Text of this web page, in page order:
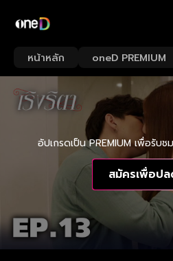
หน้าหลัก oneD PREMIUM
อัปเกรดเป็น PREMIUM เพื่อรับ
สมัครเพื่อป